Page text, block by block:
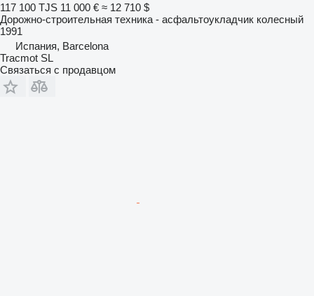
117 100 TJS 11 000 € ≈ 12 710 $
Дорожно-строительная техника - асфальтоукладчик колесный
1991
Испания, Barcelona
Tracmot SL
Связаться с продавцом